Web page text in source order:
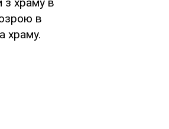
в
храму.